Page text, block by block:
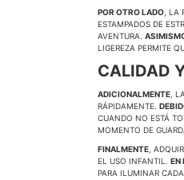
POR OTRO LADO ,
ESTAMPADOS DE
AVENTURA.
LIGEREZA PERMITE
CALIDAD
ADICIONALMENTE , LA
RÁPIDAMENTE.
CUANDO NO ESTÁ
MOMENTO DE
FINALMENTE ,
EL USO INFANTIL. EN
PARA ILUMINAR